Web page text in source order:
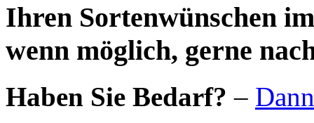
Ihren Sortenwünschen
wenn möglich, gerne
Haben Sie Bedarf? –